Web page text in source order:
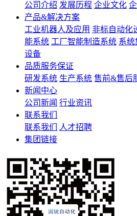
公司介绍 发展历程 企业文化
产品&解决方案
工业机器人及应用 非标自动化
能系统 工厂智能制造系统 系统
设备
品质服务保证
研发系统 生产系统 售前&售后
新闻中心
公司新闻 行业资讯
联系我们
联系我们
人才招聘
集团链接